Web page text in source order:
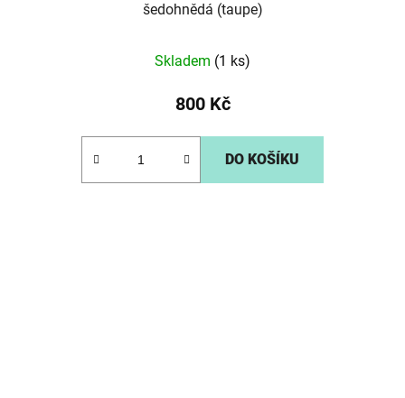
šedohnědá (taupe)
Skladem (1 ks)
800 Kč
DO KOŠÍKU